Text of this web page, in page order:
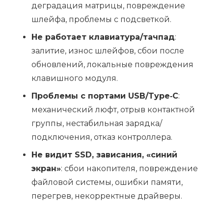
деградация матрицы, повреждение
шлейфа, проблемы с подсветкой.
Не работает клавиатура/тачпад:
залитие, износ шлейфов, сбои после
обновлений, локальные повреждения
клавишного модуля.
Проблемы с портами USB/Type‑C:
механический люфт, отрыв контактной
группы, нестабильная зарядка/
подключения, отказ контроллера.
Не видит SSD, зависания, «синий
экран»: сбои накопителя, повреждение
файловой системы, ошибки памяти,
перегрев, некорректные драйверы.